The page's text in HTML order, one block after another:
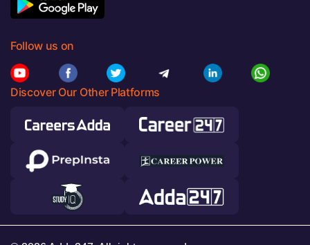
Follow us on
Discover Our Other Platforms